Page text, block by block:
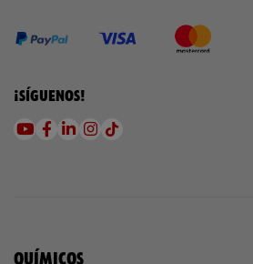
¡SÍGUENOS!
QUÍMICOS